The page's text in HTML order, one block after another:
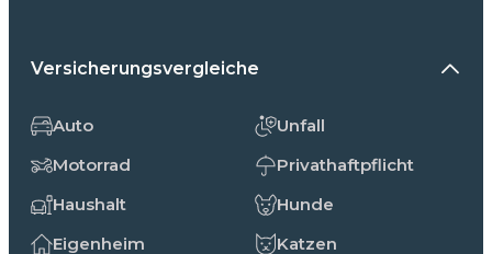
Versicherungsvergleiche
Auto
Motorrad
Haushalt
Eigenheim
Unfall
Privathaftpflicht
Hunde
Katzen